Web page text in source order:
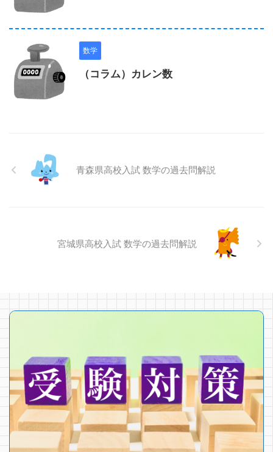
数学
（コラム）カレン数
青森県高校入試 数学の過去問解説
宮城県高校入試 数学の過去問解説